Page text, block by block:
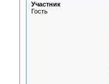
Участник
Гость